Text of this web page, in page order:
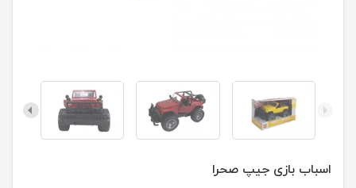
اسباب بازی جیپ صحرا